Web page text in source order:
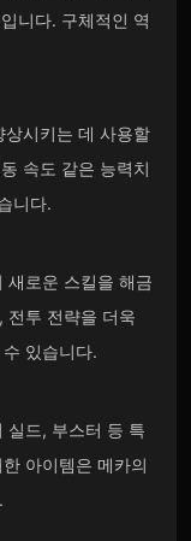
니다. 구체적인 역
시키는 데 사용할
속도 같은 능력치
니다.
로운 스킬을 해금
전투 전략을 더욱
있습니다.
드, 부스터 등 특
아이템은 메카의